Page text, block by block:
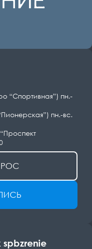
“Спортивная”) пн.-
пн.-вс.